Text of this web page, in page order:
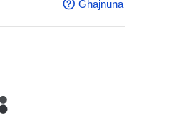
Għajnuna